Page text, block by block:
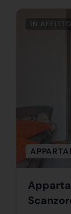
IN AFFITTO